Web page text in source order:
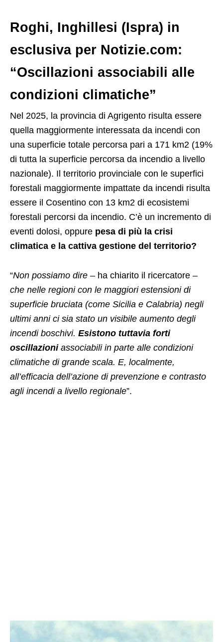
Roghi, Inghillesi (Ispra) in
esclusiva per Notizie.com:
“Oscillazioni associabili alle
condizioni climatiche”
Nel 2025, la provincia di Agrigento risulta essere
quella maggiormente interessata da incendi con
una superficie totale percorsa pari a 171 km2 (19%
di tutta la superficie percorsa da incendio a livello
nazionale). Il territorio provinciale con le superfici
forestali maggiormente impattate da incendi risulta
essere il Cosentino con 13 km2 di ecosistemi
forestali percorsi da incendio. C’è un incremento di
eventi dolosi, oppure pesa di più la crisi
climatica e la cattiva gestione del territorio?
“Non possiamo dire – ha chiarito il ricercatore –
che nelle regioni con le maggiori estensioni di
superficie bruciata (come Sicilia e Calabria) negli
ultimi anni ci sia stato un visibile aumento degli
incendi boschivi. Esistono tuttavia forti
oscillazioniassociabili in parte alle condizioni
climatiche di grande scala. E, localmente,
all’efficacia dell’azione di prevenzione e contrasto
agli incendi a livello regionale”.